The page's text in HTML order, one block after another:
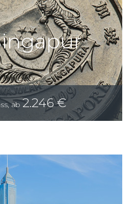
,ab 2.246 €